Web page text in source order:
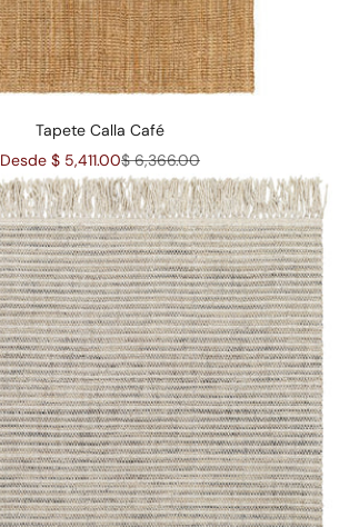
Tapete Calla Café
Precio de oferta
Desde $ 5,411.00Precio normal
$ 6,366.00